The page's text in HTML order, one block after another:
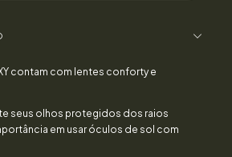
contam com lentes conforty e
seus olhos protegidos dos raios
em usar óculos de sol com